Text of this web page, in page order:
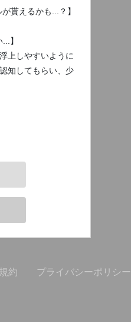
貰えるかも...？】
】
上しやすいように
知してもらい、少
約 プライバシーポリシー